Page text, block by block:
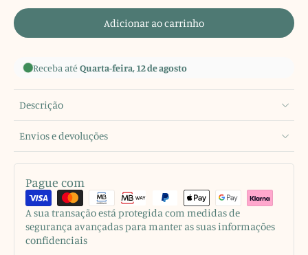
Adicionar ao carrinho
Receba atéQuarta-feira, 12 de agosto
Descrição
Envios e devoluções
Pague com
A sua transação está protegida com medidas de
segurança avançadas para manter as suas informações
confidenciais